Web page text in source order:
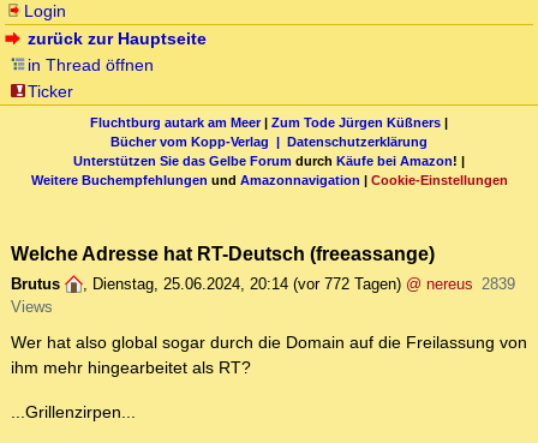
Login
zurück zur Hauptseite
in Thread öffnen
Ticker
Fluchtburg autark am Meer| Zum Tode Jürgen Küßners |
Bücher vom Kopp-Verlag | Datenschutzerklärung
Unterstützen Sie das Gelbe Forum durch Käufe bei Amazon! |
Weitere Buchempfehlungen und Amazonnavigation | Cookie-Einstellungen
Welche Adresse hat RT-Deutsch (freeassange)
Brutus , Dienstag, 25.06.2024, 20:14 (vor 772 Tagen) @ nereus 2839
Views
Wer hat also global sogar durch die Domain auf die Freilassung von
ihm mehr hingearbeitet als RT?
...Grillenzirpen...